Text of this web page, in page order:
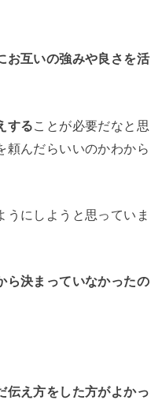
お互いの強みや良さを活
することが必要だなと思
頼んだらいいのかわから
うにしようと思っていま
ら決まっていなかったの
伝え方をした方がよかっ